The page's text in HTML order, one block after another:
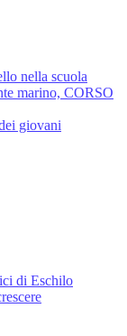
nella scuola
marino, CORSO
giovani
di Eschilo